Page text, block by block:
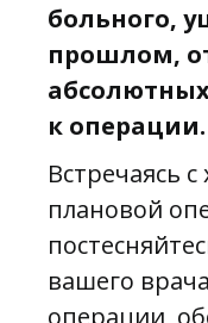
больного,
прошлом,
к операции.
Встречаясь
плановой
вашего
операции,